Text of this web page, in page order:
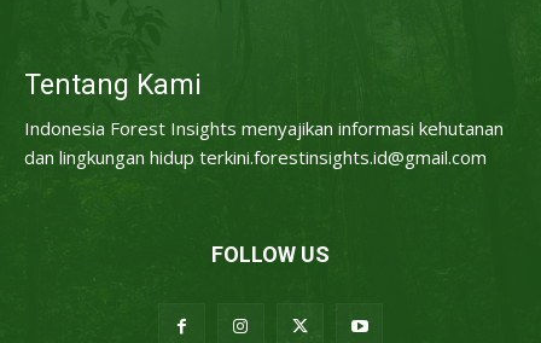
Tentang Kami
Indonesia Forest Insights menyajikan informasi kehutanan
dan lingkungan hidup terkini.forestinsights.id@gmail.com
FOLLOW US